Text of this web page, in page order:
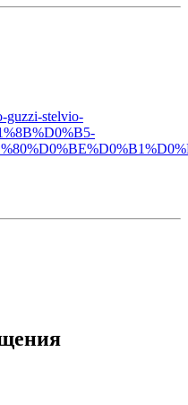
guzzi-stelvio-